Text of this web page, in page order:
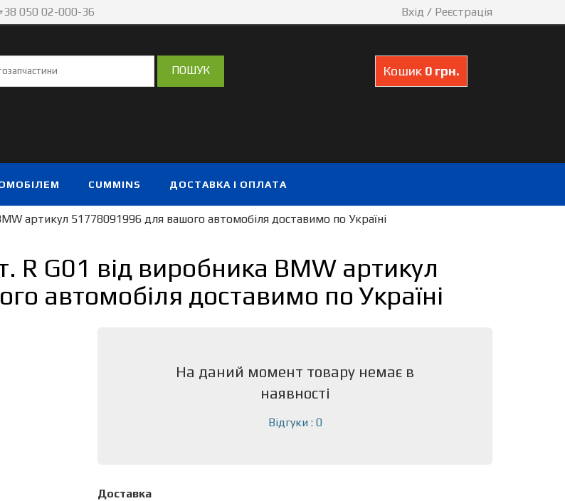
050 02-000-36 Вхід / Реєстрація
Кошик 0 грн.
CUMMINS ДОСТАВКА І ОПЛАТА
артикул 51778091996 для вашого автомобіля доставимо по Україні
R G01 від виробника BMW артикул
автомобіля доставимо по Україні
На даний момент товару немає в
наявності
Відгуки : 0
Доставка